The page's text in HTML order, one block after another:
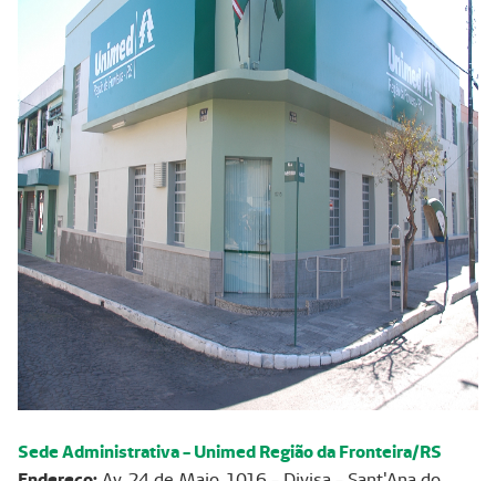
Sede Administrativa - Unimed Região da Fronteira/RS